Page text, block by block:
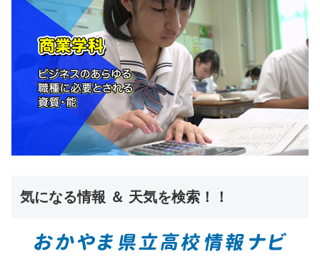
気になる情報 ＆ 天気を検索！！